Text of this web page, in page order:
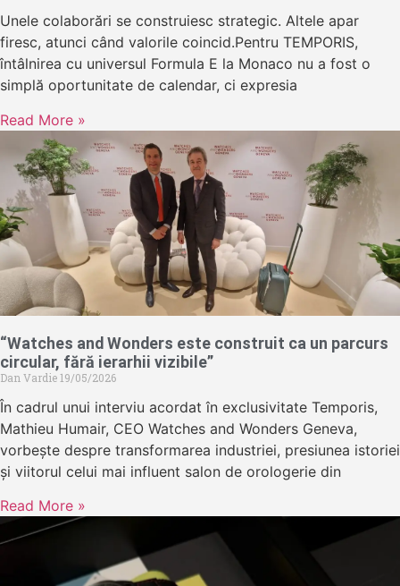
Unele colaborări se construiesc strategic. Altele apar
firesc, atunci când valorile coincid.Pentru TEMPORIS,
întâlnirea cu universul Formula E la Monaco nu a fost o
simplă oportunitate de calendar, ci expresia
Read More »
“Watches and Wonders este construit ca un parcurs
circular, fără ierarhii vizibile”
Dan Vardie19/05/2026
În cadrul unui interviu acordat în exclusivitate Temporis,
Mathieu Humair, CEO Watches and Wonders Geneva,
vorbește despre transformarea industriei, presiunea istoriei
și viitorul celui mai influent salon de orologerie din
Read More »